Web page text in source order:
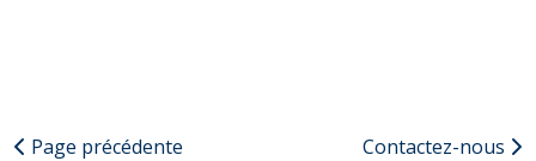
Page précédente Contactez-nous